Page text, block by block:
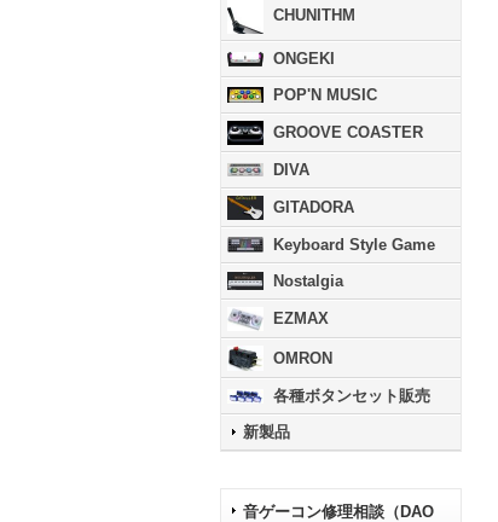
CHUNITHM
ONGEKI
POP'N MUSIC
GROOVE COASTER
DIVA
GITADORA
Keyboard Style Game
Nostalgia
EZMAX
OMRON
各種ボタンセット販売
新製品
音ゲーコン修理相談（DAO